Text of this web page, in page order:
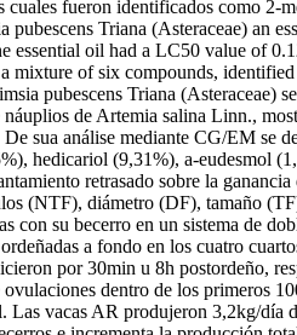
cuales fueron identificados como
pubescens Triana (Asteraceae) an
essential oil had a LC50 value of
mixture of six compounds,
pubescens Triana (Asteraceae)
náuplios de Artemia salina Linn.,
sua análise mediante CG/EM se
hedicariol (9,31%), a-eudesmol
retrasado sobre la
(NTF), diámetro (DF), tamaño
con su becerro en un sistema de
a fondo en los cuatro
por 30min u 8h postordeño,
dentro de los primeros
Las vacas AR produjeron 3,2kg/día